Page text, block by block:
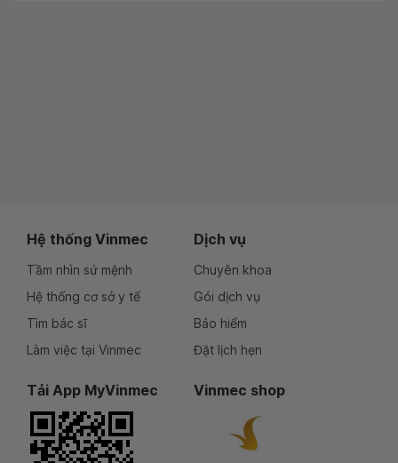
Hệ thống Vinmec
Tầm nhìn sứ mệnh
Hệ thống cơ sở y tế
Tìm bác sĩ
Làm việc tại Vinmec
Dịch vụ
Chuyên khoa
Gói dịch vụ
Bảo hiểm
Đặt lịch hẹn
Tải App MyVinmec Vinmec shop